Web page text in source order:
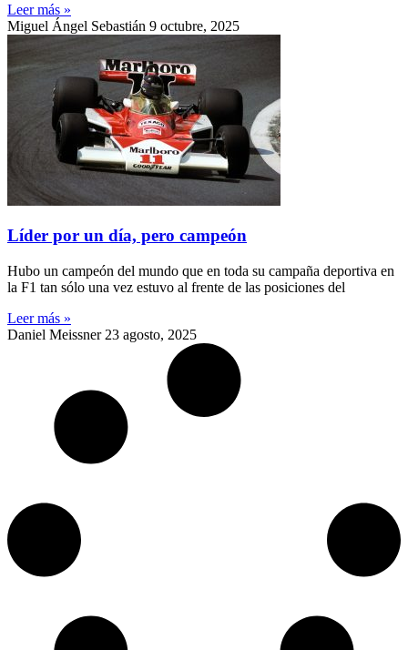
Leer más »
Miguel Ángel Sebastián 9 octubre, 2025
Líder por un día, pero campeón
Hubo un campeón del mundo que en toda su campaña deportiva en
la F1 tan sólo una vez estuvo al frente de las posiciones del
Leer más »
Daniel Meissner 23 agosto, 2025